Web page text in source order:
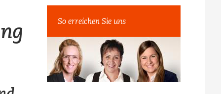
So erreichen Sie uns